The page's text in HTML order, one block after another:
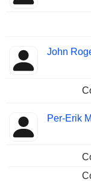
John
Per-Erik